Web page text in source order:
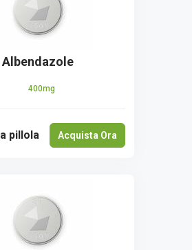
Albendazole
400mg
a pillola Acquista Ora